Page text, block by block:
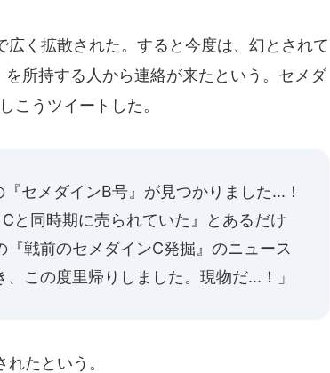
く拡散された。すると今度は、幻とされて
所持する人から連絡が来たという。セメダ
こうツイートした。
セメダインB号』が見つかりました...！
と同時期に売られていた』とあるだけ
戦前のセメダインC発掘』のニュース
この度里帰りしました。現物だ...！」
たという。